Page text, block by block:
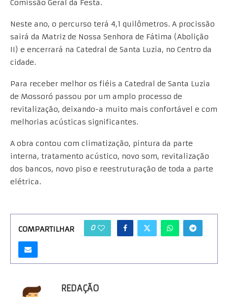
Comissão Geral da Festa.
Neste ano, o percurso terá 4,1 quilômetros. A procissão
sairá da Matriz de Nossa Senhora de Fátima (Abolição
II) e encerrará na Catedral de Santa Luzia, no Centro da
cidade.
Para receber melhor os fiéis a Catedral de Santa Luzia
de Mossoró passou por um amplo processo de
revitalização, deixando-a muito mais confortável e com
melhorias acústicas significantes.
A obra contou com climatização, pintura da parte
interna, tratamento acústico, novo som, revitalização
dos bancos, novo piso e reestruturação de toda a parte
elétrica.
COMPARTILHAR 0
REDAÇÃO